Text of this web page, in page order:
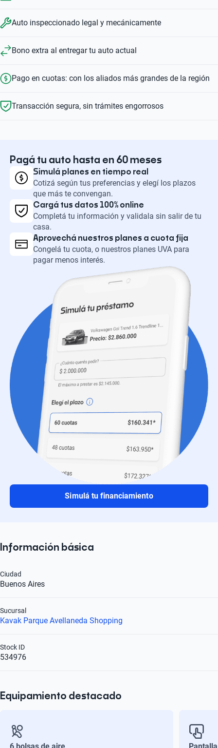
Auto inspeccionado legal y mecánicamente
Bono extra al entregar tu auto actual
Pago en cuotas: con los aliados más grandes de la región
Transacción segura, sin trámites engorrosos
Pagá tu auto hasta en 60 meses
Simulá planes en tiempo real
Cotizá según tus preferencias y elegí los plazos
que más te convengan.
Cargá tus datos 100% online
Completá tu información y validala sin salir de tu
casa.
Aprovechá nuestros planes a cuota fija
Congelá tu cuota, o nuestros planes UVA para
pagar menos interés.
Simulá tu financiamiento
Información básica
Buenos Aires
Ciudad
Kavak Parque Avellaneda Shopping
Sucursal
534976
Stock ID
Equipamiento destacado